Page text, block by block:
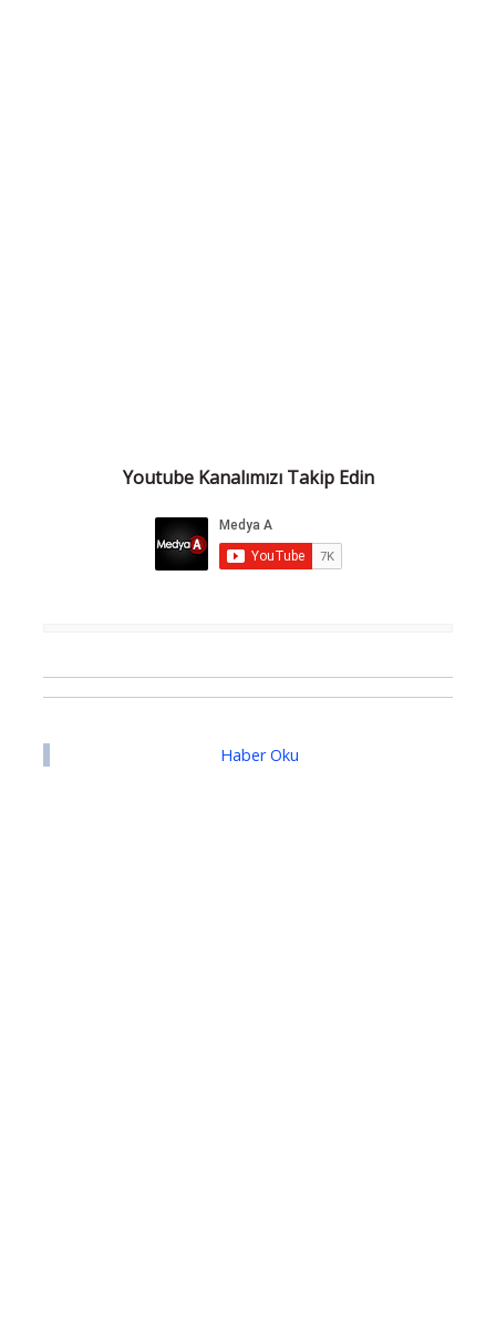
Youtube Kanalımızı Takip Edin
Haber Oku